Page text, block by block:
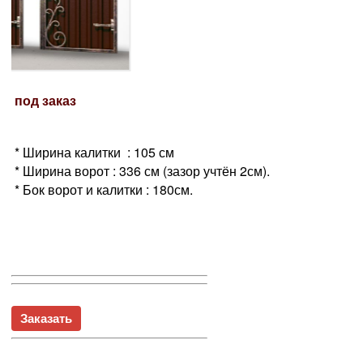
под заказ
* Ширина калитки : 105 см
* Ширина ворот : 336 см (зазор учтён 2см).
* Бок ворот и калитки : 180см.
Заказать